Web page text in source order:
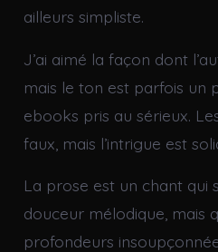
ailleurs simpliste.
J’ai aimé la façon dont
mais le ton est parfois un
ebooks pris au sérieux.
faux, mais l’intrigue est
La prose est un chant qui
douceur mélodique, mais
profondeurs